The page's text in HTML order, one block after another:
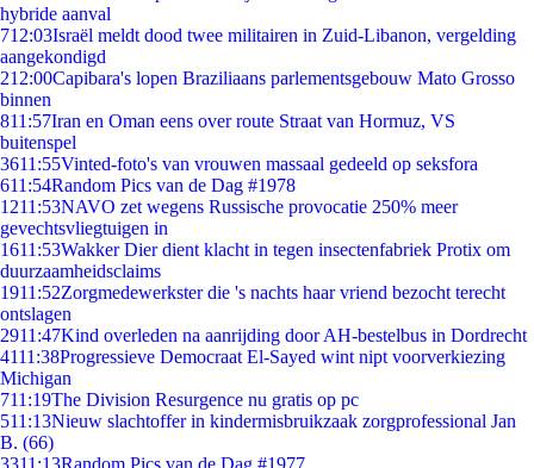
hybride aanval
712:03Israël meldt dood twee militairen in Zuid-Libanon, vergelding
aangekondigd
212:00Capibara's lopen Braziliaans parlementsgebouw Mato Grosso
binnen
811:57Iran en Oman eens over route Straat van Hormuz, VS
buitenspel
3611:55Vinted-foto's van vrouwen massaal gedeeld op seksfora
611:54Random Pics van de Dag #1978
1211:53NAVO zet wegens Russische provocatie 250% meer
gevechtsvliegtuigen in
1611:53Wakker Dier dient klacht in tegen insectenfabriek Protix om
duurzaamheidsclaims
1911:52Zorgmedewerkster die 's nachts haar vriend bezocht terecht
ontslagen
2911:47Kind overleden na aanrijding door AH-bestelbus in Dordrecht
4111:38Progressieve Democraat El-Sayed wint nipt voorverkiezing
Michigan
711:19The Division Resurgence nu gratis op pc
511:13Nieuw slachtoffer in kindermisbruikzaak zorgprofessional Jan
B. (66)
3311:13Random Pics van de Dag #1977